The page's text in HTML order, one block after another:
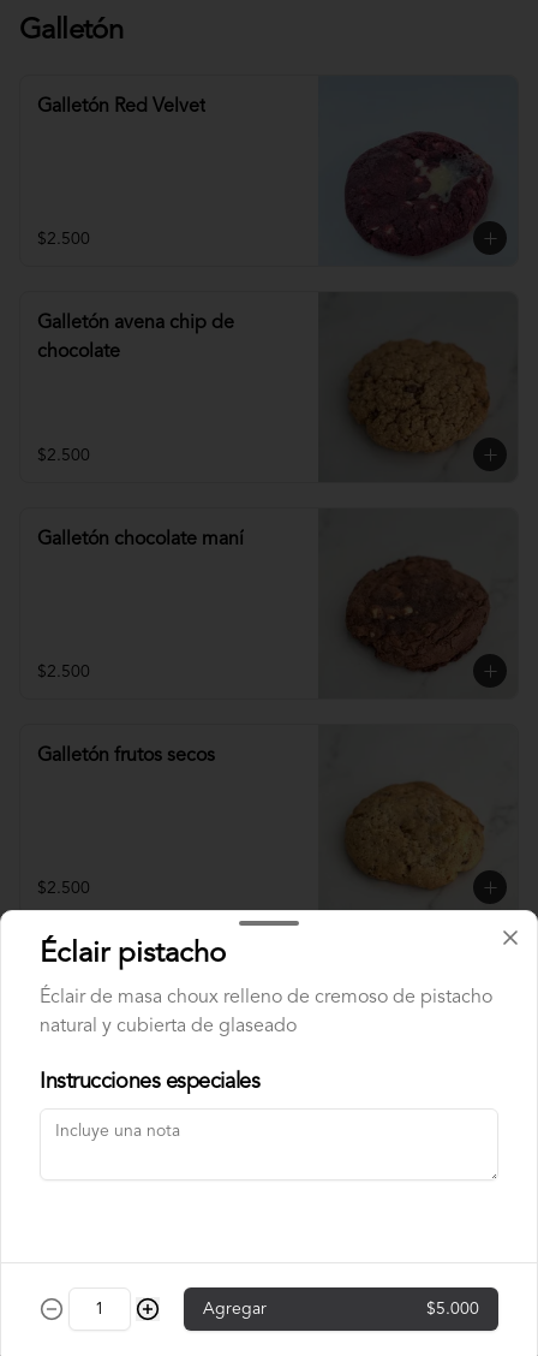
Galletón
Galletón Red Velvet
$2.500
Galletón avena chip de
chocolate
$2.500
Galletón chocolate maní
$2.500
Galletón frutos secos
$2.500
Bebidas calientes
Ristretto
Éclair pistacho
Éclair de masa choux relleno de cremoso de pistacho
natural y cubierta de glaseado
Instrucciones especiales
Agregar $5.000